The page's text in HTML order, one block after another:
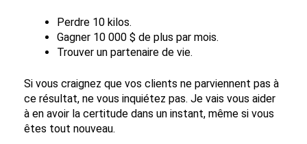
Perdre 10 kilos.
Gagner 10 000 $ de plus par mois.
Trouver un partenaire de vie.
Si vous craignez que vos clients ne parviennent pas à
ce résultat, ne vous inquiétez pas. Je vais vous aider
à en avoir la certitude dans un instant, même si vous
êtes tout nouveau.